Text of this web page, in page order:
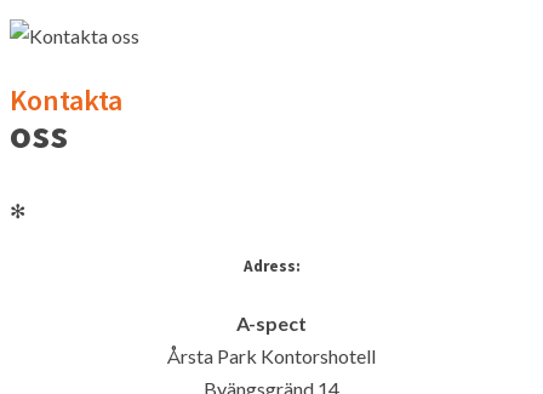
Kontakta
oss
✻
Adress:
A-spect
Årsta Park Kontorshotell
Byängsgränd 14